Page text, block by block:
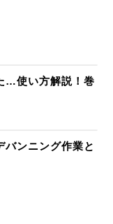
…使い方解説！巻
バンニング作業と